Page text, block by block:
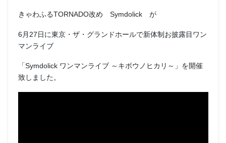
きゃわふるTORNADO改め Symdolick が
6月27日に東京・ザ・グランドホールで新体制お披露目ワン
マンライブ
「Symdolick ワンマンライブ ～キボウノヒカリ～」を開催
致しました。